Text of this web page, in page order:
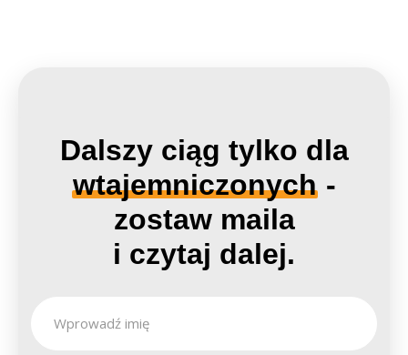
Dalszy ciąg tylko dla
wtajemniczonych-
zostaw maila
i czytaj dalej.